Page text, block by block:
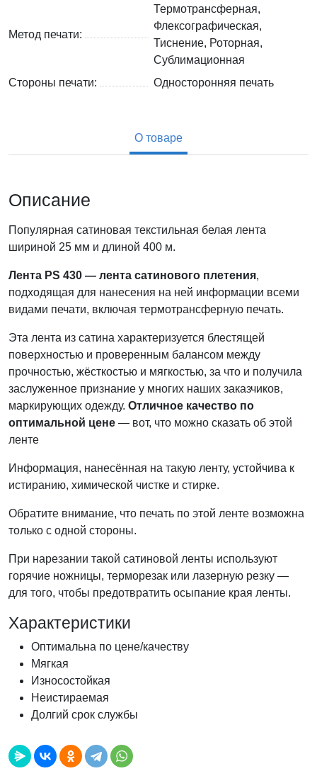
Метод печати:
Термотрансферная,
Флексографическая,
Тиснение, Роторная,
Сублимационная
Стороны печати:
Односторонняя печать
О товаре
Описание
Популярная сатиновая текстильная белая лента
шириной 25 мм и длиной 400 м.
Лента PS 430 — лента сатинового плетения,
подходящая для нанесения на ней информации всеми
видами печати, включая термотрансферную печать.
Эта лента из сатина характеризуется блестящей
поверхностью и проверенным балансом между
прочностью, жёсткостью и мягкостью, за что и получила
заслуженное признание у многих наших заказчиков,
маркирующих одежду. Отличное качество по
оптимальной цене — вот, что можно сказать об этой
ленте
Информация, нанесённая на такую ленту, устойчива к
истиранию, химической чистке и стирке.
Обратите внимание, что печать по этой ленте возможна
только с одной стороны.
При нарезании такой сатиновой ленты используют
горячие ножницы, терморезак или лазерную резку —
для того, чтобы предотвратить осыпание края ленты.
Характеристики
Оптимальна по цене/качеству
Мягкая
Износостойкая
Неистираемая
Долгий срок службы